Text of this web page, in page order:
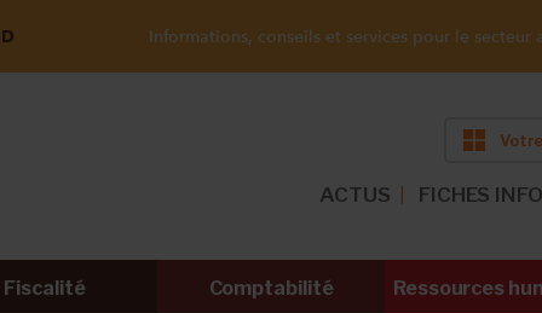
Informations, conseils et services pour le secteur
ACTUS FICHES INFO
Fiscalité Comptabilité Ressources